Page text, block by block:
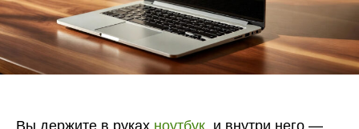
Вы держите в руках ноутбук, и внутри него —